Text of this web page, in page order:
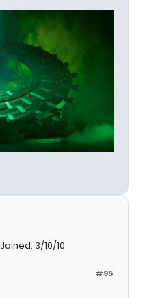
Joined: 3/10/10
#95